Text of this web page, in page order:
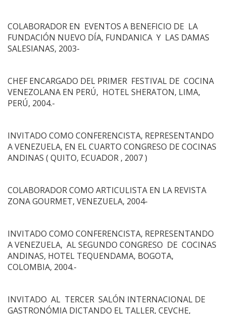
COLABORADOR EN EVENTOS A BENEFICIO DE LA
FUNDACIÓN NUEVO DÍA, FUNDANICA Y LAS DAMAS
SALESIANAS, 2003-
CHEF ENCARGADO DEL PRIMER FESTIVAL DE COCINA
VENEZOLANA EN PERÚ, HOTEL SHERATON, LIMA,
PERÚ, 2004.-
INVITADO COMO CONFERENCISTA, REPRESENTANDO
A VENEZUELA, EN EL CUARTO CONGRESO DE COCINAS
ANDINAS ( QUITO, ECUADOR , 2007 )
COLABORADOR COMO ARTICULISTA EN LA REVISTA
ZONA GOURMET, VENEZUELA, 2004-
INVITADO COMO CONFERENCISTA, REPRESENTANDO
A VENEZUELA, AL SEGUNDO CONGRESO DE COCINAS
ANDINAS, HOTEL TEQUENDAMA, BOGOTA,
COLOMBIA, 2004.-
INVITADO AL TERCER SALÓN INTERNACIONAL DE
GASTRONÓMIA DICTANDO EL TALLER, CEVCHE,